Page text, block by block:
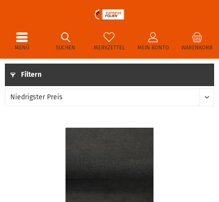
MENÜ WARENKORB
MERKZETTEL MEIN KONTO
SUCHEN
Filtern